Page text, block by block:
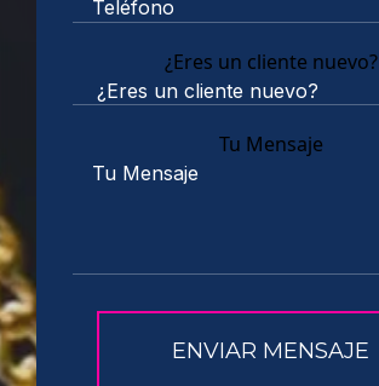
¿Eres un cliente nuevo?
Tu Mensaje